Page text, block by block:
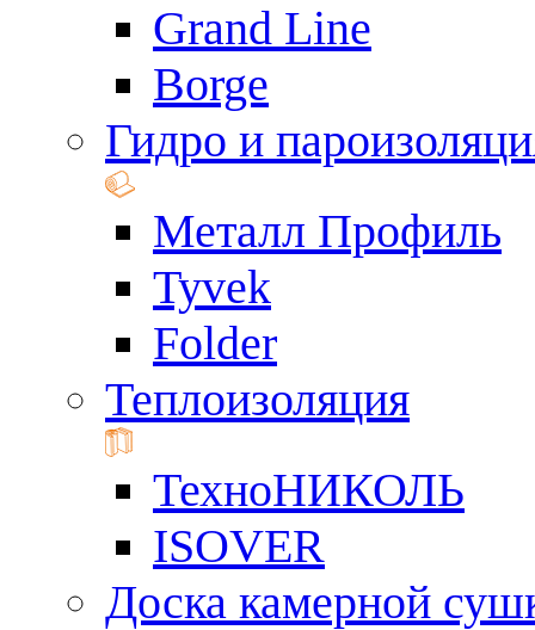
Grand Line
Borge
Гидро и
Металл Профиль
Tyvek
Folder
Теплоизоляция
ТехноНИКОЛЬ
ISOVER
Доска камерной